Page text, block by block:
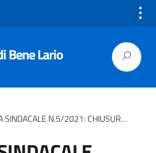
⋮
Bene Lario
PISTA FORESTALE VASP NR. S013021_00005 DA LOC. LA VOLTA FINO ALL’ALPE DI LENNO